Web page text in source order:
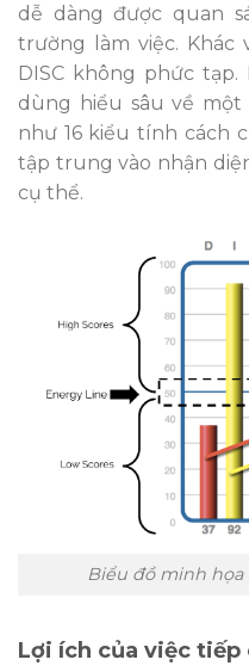
dễ dàng được quan
trường làm việc. Khác
DISC không phức tạp.
dùng hiểu sâu về
như 16 kiểu tính cách
tập trung vào nhận
cụ thể.
Biểu đồ minh họa
Lợi ích của việc tiếp